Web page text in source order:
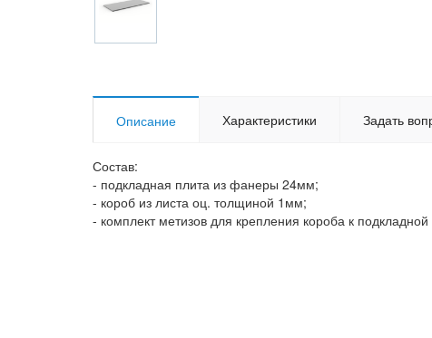
Описание Характеристики Задать
Состав:
- подкладная плита из фанеры 24мм;
- короб из листа оц. толщиной 1мм;
- комплект метизов для крепления короба к подкладной